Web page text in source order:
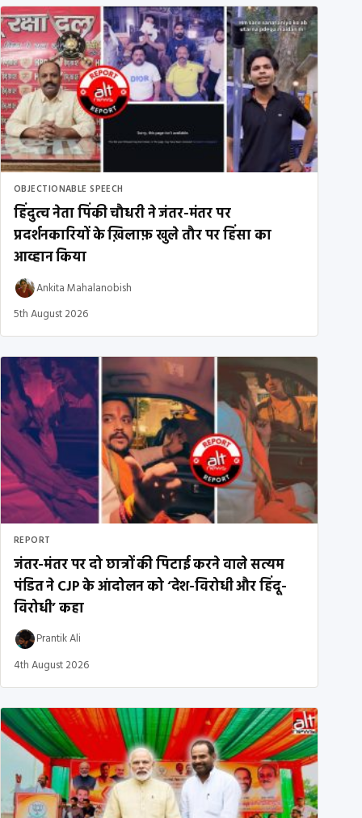
OBJECTIONABLE SPEECH
हिंदुत्व नेता पिंकी चौधरी ने जंतर-मंतर पर
प्रदर्शनकारियों के ख़िलाफ़ खुले तौर पर हिंसा का
आव्हान किया
Ankita Mahalanobish
5th August 2026
REPORT
जंतर-मंतर पर दो छात्रों की पिटाई करने वाले सत्यम
पंडित ने CJP के आंदोलन को ‘देश-विरोधी और हिंदू-
विरोधी’ कहा
Prantik Ali
4th August 2026